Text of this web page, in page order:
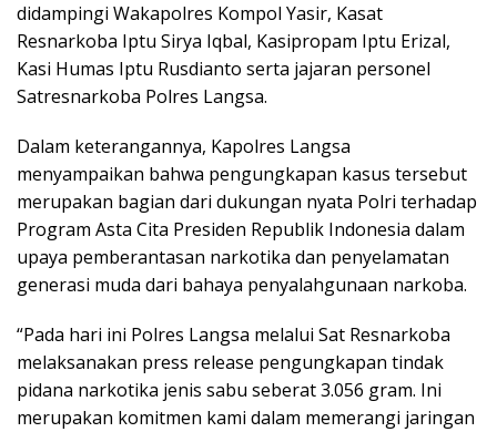
didampingi Wakapolres Kompol Yasir, Kasat
Resnarkoba Iptu Sirya Iqbal, Kasipropam Iptu Erizal,
Kasi Humas Iptu Rusdianto serta jajaran personel
Satresnarkoba Polres Langsa.
Dalam keterangannya, Kapolres Langsa
menyampaikan bahwa pengungkapan kasus tersebut
merupakan bagian dari dukungan nyata Polri terhadap
Program Asta Cita Presiden Republik Indonesia dalam
upaya pemberantasan narkotika dan penyelamatan
generasi muda dari bahaya penyalahgunaan narkoba.
“Pada hari ini Polres Langsa melalui Sat Resnarkoba
melaksanakan press release pengungkapan tindak
pidana narkotika jenis sabu seberat 3.056 gram. Ini
merupakan komitmen kami dalam memerangi jaringan